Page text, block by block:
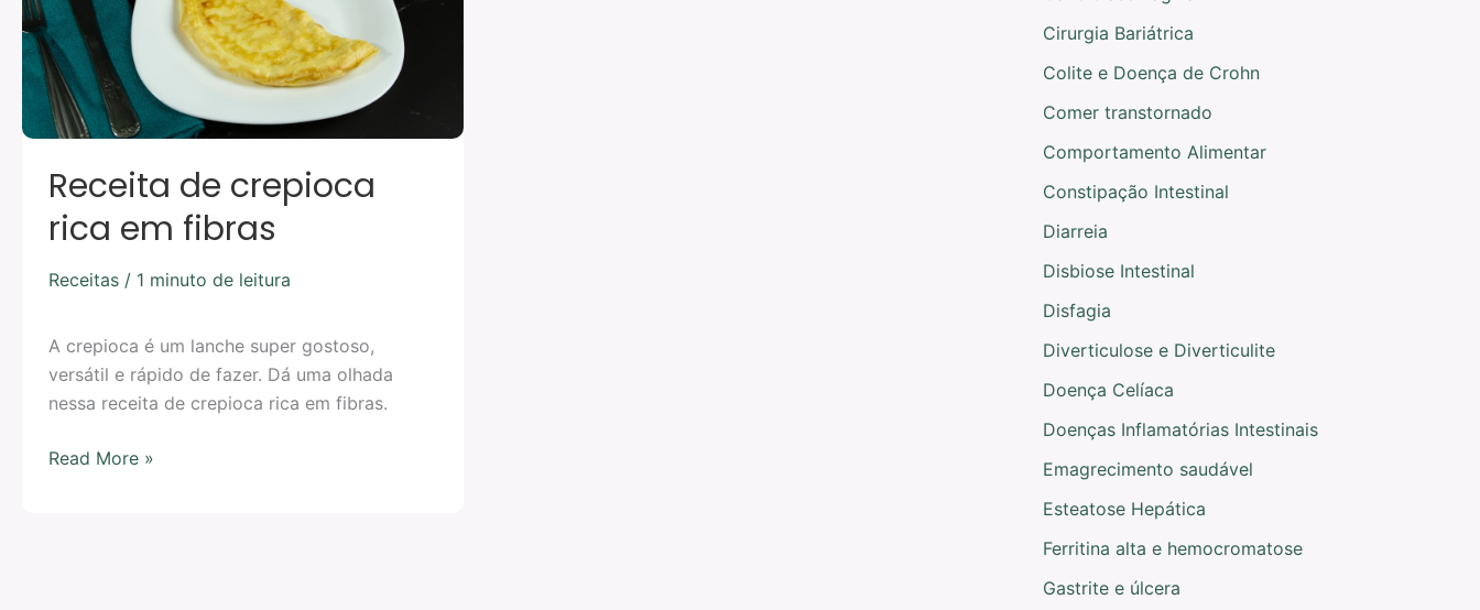
Receita de crepioca
rica em fibras
Receitas / 1 minuto de leitura
A crepioca é um lanche super gostoso,
versátil e rápido de fazer. Dá uma olhada
nessa receita de crepioca rica em fibras.
Read More »
Cirurgia Bariátrica
Colite e Doença de Crohn
Comer transtornado
Comportamento Alimentar
Constipação Intestinal
Diarreia
Disbiose Intestinal
Disfagia
Diverticulose e Diverticulite
Doença Celíaca
Doenças Inflamatórias Intestinais
Emagrecimento saudável
Esteatose Hepática
Ferritina alta e hemocromatose
Gastrite e úlcera